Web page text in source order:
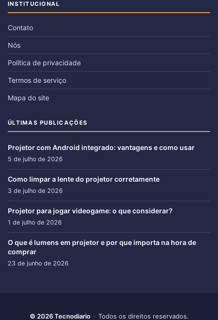
INSTITUCIONAL
Contato
Nós
Política de privacidade
Termos de serviço
Mapa do site
ÚLTIMAS PUBLICAÇÕES
Projetor com Android integrado: vantagens e como usar
5 de julho de 2026
Como limpar a lente do projetor corretamente
3 de julho de 2026
Projetor para jogar videogame: o que considerar?
1 de julho de 2026
O que é lumens em projetor e por que importa na hora de
comprar
23 de junho de 2026
© 2026 Tecnodiario · Todos os direitos reservados.